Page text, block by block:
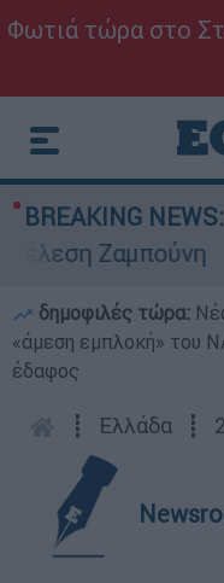
Φωτιά τώρα στο
BREAKING NEWS:
Ζαμπούνη
δημοφιλές τώρα:
«άμεση εμπλοκή» του
έδαφος
┋ Ελλάδα ┋